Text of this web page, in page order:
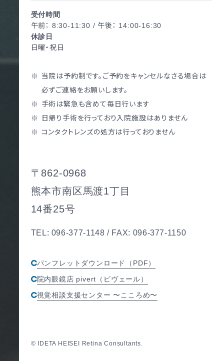
受付時間
午前： 8:30-11:30 / 午後： 14:00-16:30
休診日
日曜・祝日
当院は予約制です。ご予約をキャンセルなさる場合は
必ずご連絡をお願いします。
手術は緊急も含めて毎日行います
日帰り手術を行っており入院施設はありません
コンタクトレンズの処方は行っておりません
〒862-0968
熊本市南区馬渡1丁目
14番25号
TEL: 096-377-1148 / FAX: 096-377-1150
パンフレットダウンロード（PDF）
院内眼鏡店 pivert（ピヴェール）
視覚相談支援センター 〜こころめ〜
© IDETA HEISEI Retina Consultants.